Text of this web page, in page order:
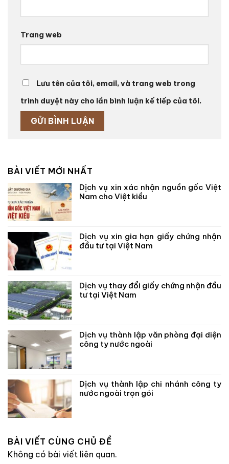
Trang web
Lưu tên của tôi, email, và trang web trong
trình duyệt này cho lần bình luận kế tiếp của tôi.
BÀI VIẾT MỚI NHẤT
Dịch vụ xin xác nhận nguồn gốc Việt
Nam cho Việt kiều
Dịch vụ xin gia hạn giấy chứng nhận
đầu tư tại Việt Nam
Dịch vụ thay đổi giấy chứng nhận đầu
tư tại Việt Nam
Dịch vụ thành lập văn phòng đại diện
công ty nước ngoài
Dịch vụ thành lập chi nhánh công ty
nước ngoài trọn gói
BÀI VIẾT CÙNG CHỦ ĐỀ
Không có bài viết liên quan.